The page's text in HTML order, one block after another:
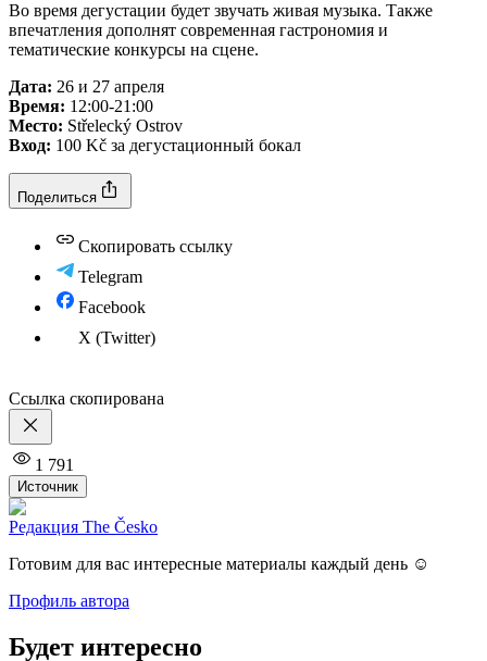
Во время дегустации будет звучать живая музыка. Также
впечатления дополнят современная гастрономия и
тематические конкурсы на сцене.
Дата: 26 и 27 апреля
Время: 12:00-21:00
Место: Střelecký Ostrov
Вход: 100 Kč за дегустационный бокал
Поделиться
Скопировать ссылку
Telegram
Facebook
X (Twitter)
Ссылка скопирована
1 791
Источник
Редакция The Česko
Готовим для вас интересные материалы каждый день ☺️
Профиль автора
Будет интересно